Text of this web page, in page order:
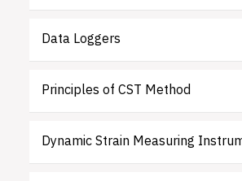
Data Loggers
Principles of CST Method
Dynamic Strain Measuring